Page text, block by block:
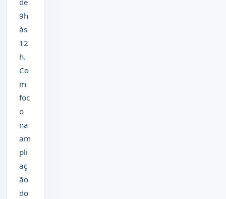
de
9h
às
12
h.
Co
m
foc
o
na
am
pli
aç
ão
do